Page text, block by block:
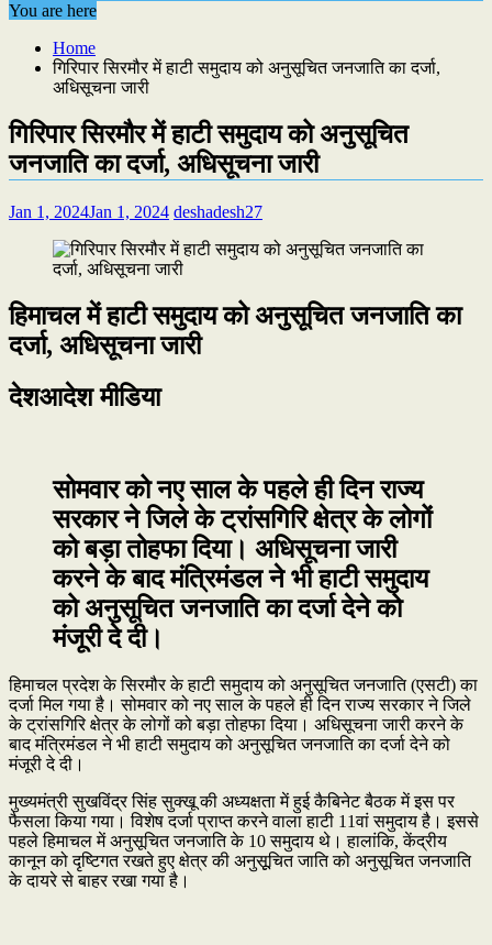
You are here
Home
गिरिपार सिरमौर में हाटी समुदाय को अनुसूचित जनजाति का दर्जा,
अधिसूचना जारी
गिरिपार सिरमौर में हाटी समुदाय को अनुसूचित
जनजाति का दर्जा, अधिसूचना जारी
Jan 1, 2024Jan 1, 2024 deshadesh27
हिमाचल में हाटी समुदाय को अनुसूचित जनजाति का
दर्जा, अधिसूचना जारी
देशआदेश मीडिया
सोमवार को नए साल के पहले ही दिन राज्य
सरकार ने जिले के ट्रांसगिरि क्षेत्र के लोगों
को बड़ा तोहफा दिया। अधिसूचना जारी
करने के बाद मंत्रिमंडल ने भी हाटी समुदाय
को अनुसूचित जनजाति का दर्जा देने को
मंजूरी दे दी।
हिमाचल प्रदेश के सिरमौर के हाटी समुदाय को अनुसूचित जनजाति (एसटी) का
दर्जा मिल गया है। सोमवार को नए साल के पहले ही दिन राज्य सरकार ने जिले
के ट्रांसगिरि क्षेत्र के लोगों को बड़ा तोहफा दिया। अधिसूचना जारी करने के
बाद मंत्रिमंडल ने भी हाटी समुदाय को अनुसूचित जनजाति का दर्जा देने को
मंजूरी दे दी।
मुख्यमंत्री सुखविंद्र सिंह सुक्खू की अध्यक्षता में हुई कैबिनेट बैठक में इस पर
फैसला किया गया। विशेष दर्जा प्राप्त करने वाला हाटी 11वां समुदाय है। इससे
पहले हिमाचल में अनुसूचित जनजाति के 10 समुदाय थे। हालांकि, केंद्रीय
कानून को दृष्टिगत रखते हुए क्षेत्र की अनुसूूचित जाति को अनुसूचित जनजाति
के दायरे से बाहर रखा गया है।